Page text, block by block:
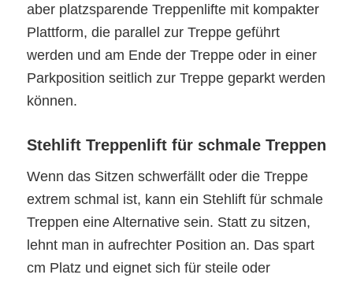
aber platzsparende Treppenlifte mit kompakter
Plattform, die parallel zur Treppe geführt
werden und am Ende der Treppe oder in einer
Parkposition seitlich zur Treppe geparkt werden
können.
Stehlift Treppenlift für schmale Treppen
Wenn das Sitzen schwerfällt oder die Treppe
extrem schmal ist, kann ein Stehlift für schmale
Treppen eine Alternative sein. Statt zu sitzen,
lehnt man in aufrechter Position an. Das spart
cm Platz und eignet sich für steile oder